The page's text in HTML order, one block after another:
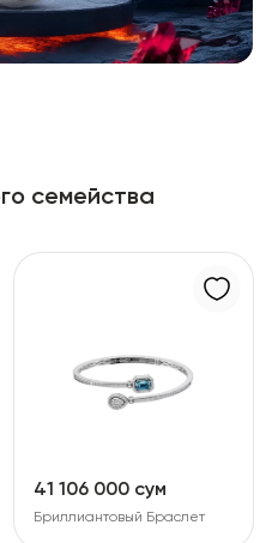
семейства
41 106 000 сум
Бриллиантовый Браслет